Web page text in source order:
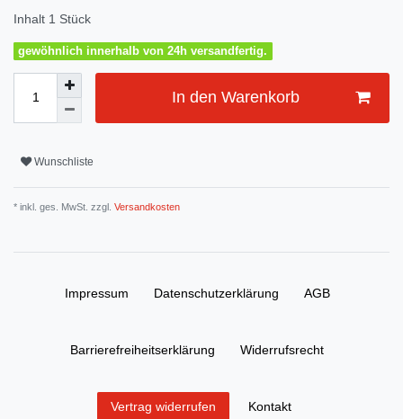
Inhalt 1 Stück
gewöhnlich innerhalb von 24h versandfertig.
In den Warenkorb
Wunschliste
* inkl. ges. MwSt. zzgl. Versandkosten
Impressum Daten­schutz­erklärung AGB
Barrierefreiheitserklärung Widerrufs­recht
Vertrag widerrufen Kontakt